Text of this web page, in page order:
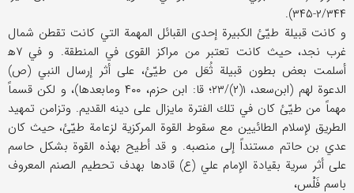
۲/۳۴۴-۳۴۵).
و كانت قبيلة طيّئ الكبيرة إحدى القبائل المهمة التي كانت تقطن شمال
غرب نجد، حيث كانت تعتبر من مراكز القوى في المنطقة. و في ۷ه‍
أسلمت بعض بطون قبيلة ثُعَل من طيّئ، على أثر إرسال النبي (ص)
الدعوة لهم (ابن‌سعد، ۱(۲)/۲۳؛ قا: ابن حزم، ۴۰۰ وما‌بعدها)، و لكن قسماً
مهماً من طيّئ كان في تلك الفترة مايزال على دينه القديم. وتزامن تمهيد
الطريق لإسلام الطائيين مع سقوط القوة المركزية لزعامة طيّئ، حيث كان
عدي بن حاتم مستنداً إلى منصبه. و قد أطيح بهذه القوة بشكل حاسم
على أثر سرية بقيادة الإمام علي (ع) قادها بهدف تحطيم الصنم المعروف
باسم فَلْس،